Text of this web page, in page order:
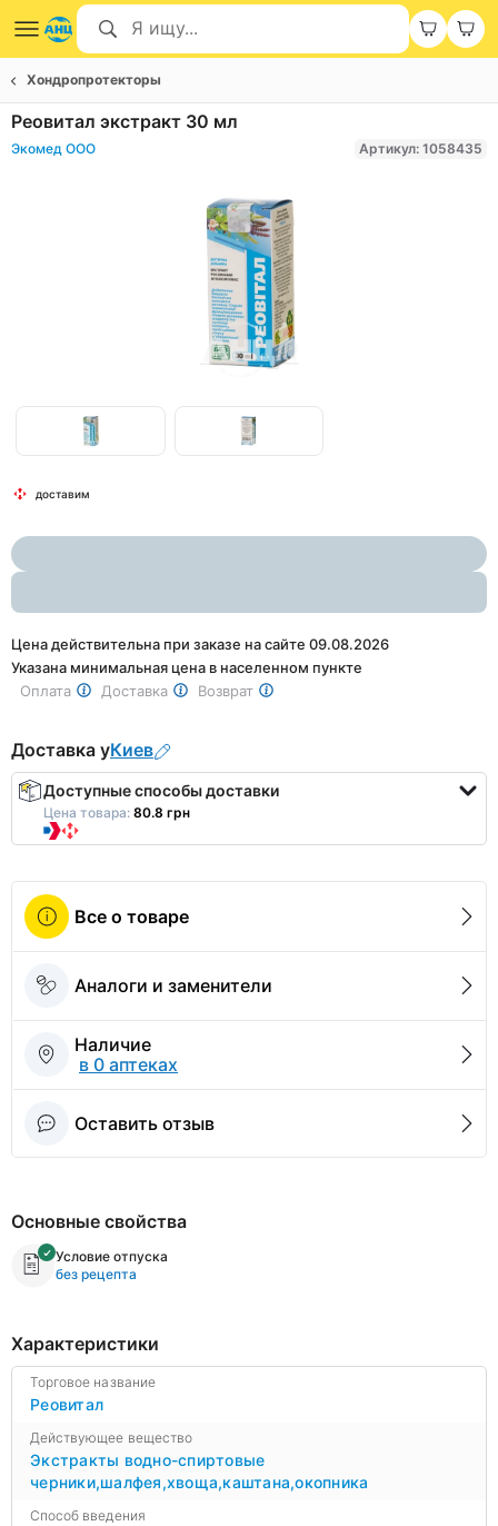
Хондропротекторы
Реовитал экстракт 30 мл
Экомед ООО Артикул: 1058435
Item
of
1
2
доставим
Цена действительна при заказе на сайте 09.08.2026
Указана минимальная цена в населенном пункте
Оплата
Доставка Возврат
Доставка уКиев
Доступные способы доставки
Цена товара: 80.8 грн
Все о товаре
Аналоги и заменители
Наличие
в 0 аптеках
Оставить отзыв
Основные свойства
Условие отпуска
без рецепта
Характеристики
Торговое название
Реовитал
Действующее вещество
Экстракты водно-спиртовые
черники,шалфея,хвоща,каштана,окопника
Способ введения